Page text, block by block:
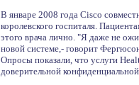
В январе 2008 года Cisco
королевского госпиталя.
этого врача лично. "Я даже не
новой системе,- говорит
Опросы показали, что услуги
доверительной